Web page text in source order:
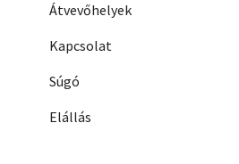
Átvevőhelyek
Kapcsolat
Súgó
Elállás